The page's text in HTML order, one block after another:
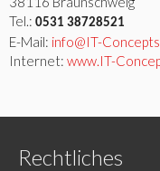
Tel.: 0531 38728521
E-Mail: info@IT-
Internet: www.IT-
Rechtliches